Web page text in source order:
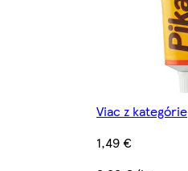
Viac z kategórie
1,49 €